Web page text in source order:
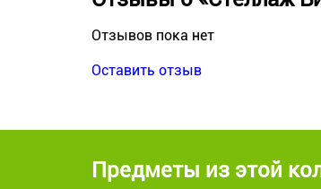
Отзывов пока нет
Оставить отзыв
Предметы из этой